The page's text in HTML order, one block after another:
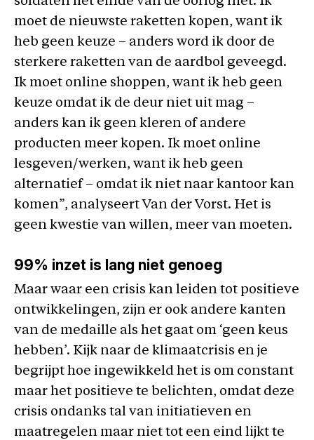
moet de nieuwste raketten kopen, want ik
heb geen keuze – anders word ik door de
sterkere raketten van de aardbol geveegd.
Ik moet online shoppen, want ik heb geen
keuze omdat ik de deur niet uit mag –
anders kan ik geen kleren of andere
producten meer kopen. Ik moet online
lesgeven/werken, want ik heb geen
alternatief – omdat ik niet naar kantoor kan
komen”, analyseert Van der Vorst. Het is
geen kwestie van willen, meer van moeten.
99% inzet is lang niet genoeg
Maar waar een crisis kan leiden tot positieve
ontwikkelingen, zijn er ook andere kanten
van de medaille als het gaat om ‘geen keus
hebben’. Kijk naar de klimaatcrisis en je
begrijpt hoe ingewikkeld het is om constant
maar het positieve te belichten, omdat deze
crisis ondanks tal van initiatieven en
maatregelen maar niet tot een eind lijkt te